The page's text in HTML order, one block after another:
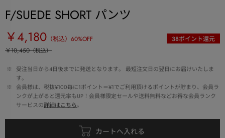
F/SUEDE SHORT パンツ
￥4,180 （税込） 60%OFF 38ポイント還元
￥10,450（税込）
※
受注当日から4日後までに発送となります。 最短注文日の翌日にお届けいたしま
す。
※
会員様は、税抜¥100毎に1ポイント＝¥1でご利用頂けるポイントが貯まり、会員ラ
ンクが上がると還元率もUP！会員様限定セールや送料無料などお得な会員ランク
サービスの詳細はこちら。